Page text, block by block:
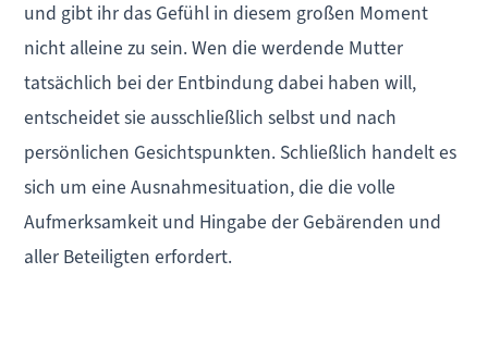
und gibt ihr das Gefühl in diesem großen Moment
nicht alleine zu sein. Wen die werdende Mutter
tatsächlich bei der Entbindung dabei haben will,
entscheidet sie ausschließlich selbst und nach
persönlichen Gesichtspunkten. Schließlich handelt es
sich um eine Ausnahmesituation, die die volle
Aufmerksamkeit und Hingabe der Gebärenden und
aller Beteiligten erfordert.